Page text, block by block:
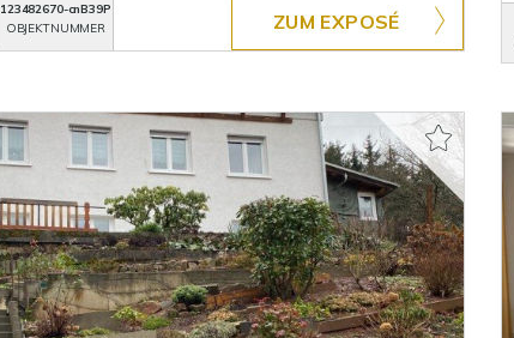
123482670-cnB39P
OBJEKTNUMMER
ZUM EXPOSÉ